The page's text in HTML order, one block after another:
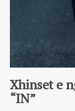
Xhinset e
“IN”